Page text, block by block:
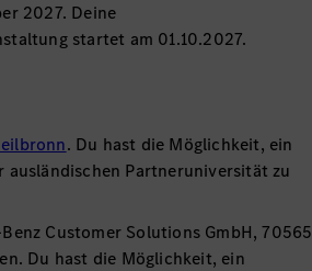
2027. Deine
startet am 01.10.2027.
. Du hast die Möglichkeit, ein
ausländischen Partneruniversität zu
Customer Solutions GmbH, 70565
Du hast die Möglichkeit, ein